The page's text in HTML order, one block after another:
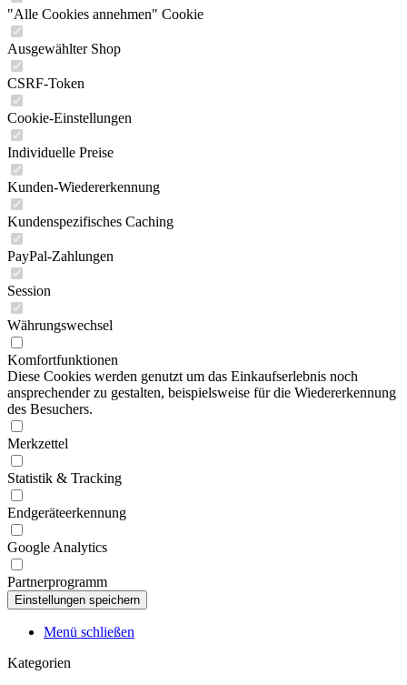
"Alle Cookies annehmen" Cookie
Ausgewählter Shop
CSRF-Token
Cookie-Einstellungen
Individuelle Preise
Kunden-Wiedererkennung
Kundenspezifisches Caching
PayPal-Zahlungen
Session
Währungswechsel
Komfortfunktionen
Diese Cookies werden genutzt um das Einkaufserlebnis noch
ansprechender zu gestalten, beispielsweise für die Wiedererkennung
des Besuchers.
Merkzettel
Statistik & Tracking
Endgeräteerkennung
Google Analytics
Partnerprogramm
Menü schließen
Kategorien